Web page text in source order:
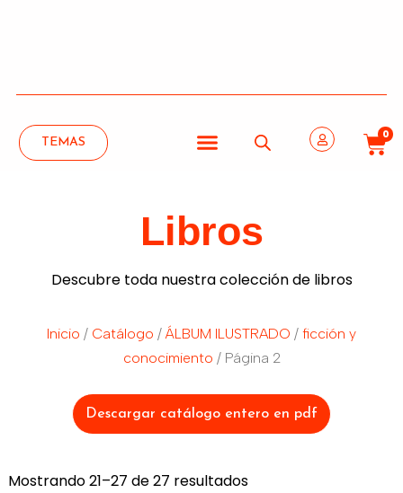
TEMAS
0
Libros
Descubre toda nuestra colección de libros
Inicio / Catálogo /ÁLBUM ILUSTRADO / ficción y
conocimiento / Página 2
Descargar catálogo entero en pdf
Mostrando 21–27 de 27 resultados